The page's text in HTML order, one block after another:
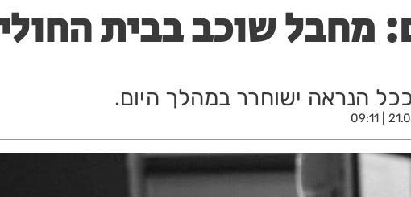
מחבל שוכב בבית
הנראה ישוחרר במהלך היום.